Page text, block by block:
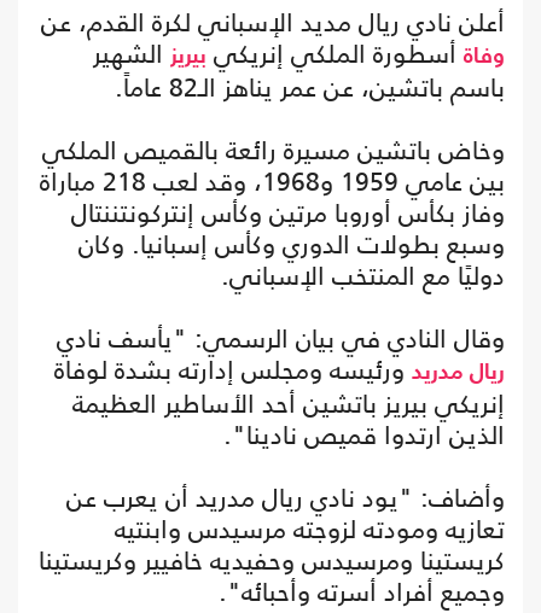
أعلن نادي ريال مديد الإسباني لكرة القدم، عن
وفاة أسطورة الملكي إنريكيبيريز الشهير
باسم باتشين، عن عمر يناهز الـ82 عاماً.
وخاض باتشين مسيرة رائعة بالقميص الملكي
بين عامي 1959 و1968، وقد لعب 218 مباراة
وفاز بكأس أوروبا مرتين وكأس إنتركونتننتال
وسبع بطولات الدوري وكأس إسبانيا. وكان
دوليًا مع المنتخب الإسباني.
وقال النادي في بيان الرسمي: "يأسف نادي
ريال مدريد ورئيسه ومجلس إدارته بشدة لوفاة
إنريكي بيريز باتشين أحد الأساطير العظيمة
الذين ارتدوا قميص نادينا".
وأضاف: "يود نادي ريال مدريد أن يعرب عن
تعازيه ومودته لزوجته مرسيدس وابنتيه
كريستينا ومرسيدس وحفيديه خافيير وكريستينا
وجميع أفراد أسرته وأحبائه".